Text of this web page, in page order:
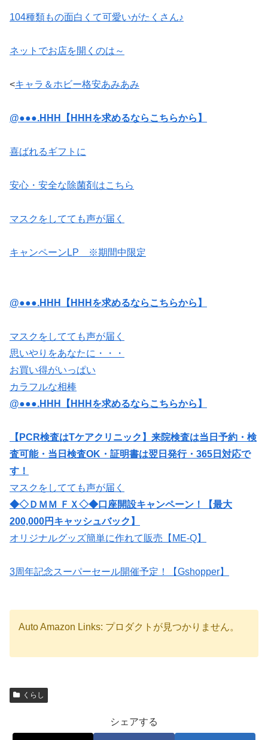
104種類もの面白くて可愛いがたくさん♪
ネットでお店を開くのは～
<キャラ＆ホビー格安あみあみ
@●●●.HHH【HHHを求めるならこちらから】
喜ばれるギフトに
安心・安全な除菌剤はこちら
マスクをしてても声が届く
キャンペーンLP ※期間中限定
@●●●.HHH【HHHを求めるならこちらから】
マスクをしてても声が届く
思いやりをあなたに・・・
お買い得がいっぱい
カラフルな相棒
@●●●.HHH【HHHを求めるならこちらから】
【PCR検査はTケアクリニック】来院検査は当日予約・検
査可能・当日検査OK・証明書は翌日発行・365日対応で
す！
マスクをしてても声が届く
◆◇ＤＭＭ ＦＸ◇◆口座開設キャンペーン！【最大
200,000円キャッシュバック】
オリジナルグッズ簡単に作れて販売【ME-Q】
3周年記念スーパーセール開催予定！【Gshopper】
Auto Amazon Links: プロダクトが見つかりません。
くらし
シェアする